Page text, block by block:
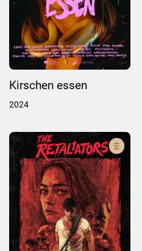
Kirschen essen
2024